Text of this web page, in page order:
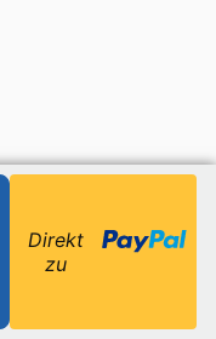
Direkt
zu